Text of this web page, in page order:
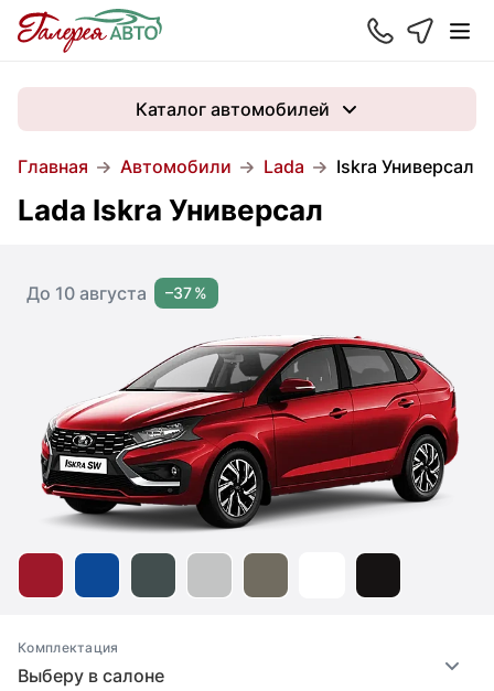
Главная Автомобили Lada Iskra Универсал
Каталог автомобилей
Lada Iskra Универсал
До 10 августа –37 %
Выберу в салоне
Комплектация